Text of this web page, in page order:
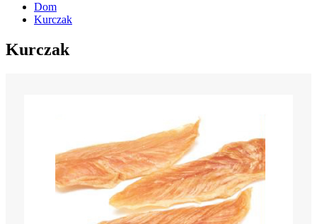
Dom
Kurczak
Kurczak